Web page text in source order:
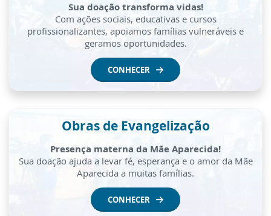
Sua doação transforma vidas!
Com ações sociais, educativas e cursos
profissionalizantes, apoiamos famílias vulneráveis e
geramos oportunidades.
CONHECER
Obras de Evangelização
Presença materna da Mãe Aparecida!
Sua doação ajuda a levar fé, esperança e o amor da Mãe
Aparecida a muitas famílias.
CONHECER